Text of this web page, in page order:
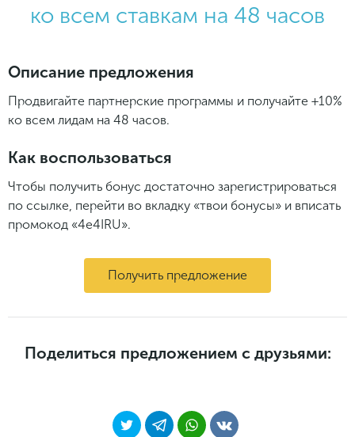
ко всем ставкам на 48 часов
Описание предложения
Продвигайте партнерские программы и получайте +10%
ко всем лидам на 48 часов.
Как воспользоваться
Чтобы получить бонус достаточно зарегистрироваться
по ссылке, перейти во вкладку «твои бонусы» и вписать
промокод «4e4IRU».
Получить предложение
Поделиться предложением с друзьями: